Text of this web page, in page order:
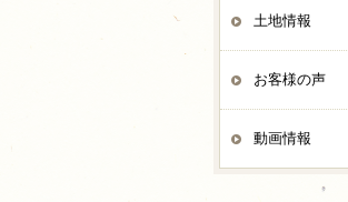
土地情報
お客様の声
動画情報